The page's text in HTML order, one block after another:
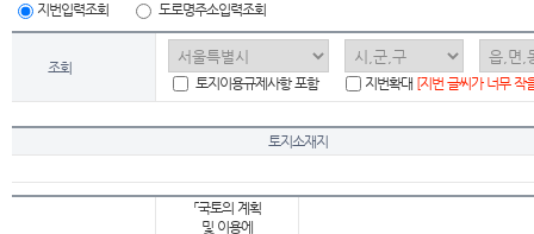
지번입력조회 도로명주소입력조회
조회
토지이용규제사항 포함
지번확대 [지번 글씨가 너무 작
토지소재지
「국토의 계획
및 이용에